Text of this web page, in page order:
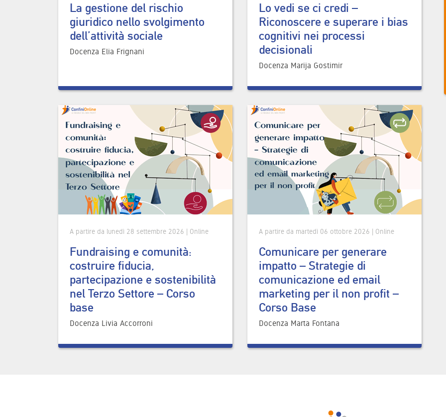
La gestione del rischio
giuridico nello svolgimento
dell’attività sociale
Docenza Elia Frignani
Lo vedi se ci credi –
Riconoscere e superare i bias
cognitivi nei processi
decisionali
Docenza Marija Gostimir
A partire da lunedì 28 settembre 2026 | Online
Fundraising e comunità:
costruire fiducia,
partecipazione e sostenibilità
nel Terzo Settore – Corso
base
Docenza Livia Accorroni
A partire da martedì 06 ottobre 2026 | Online
Comunicare per generare
impatto – Strategie di
comunicazione ed email
marketing per il non profit –
Corso Base
Docenza Marta Fontana